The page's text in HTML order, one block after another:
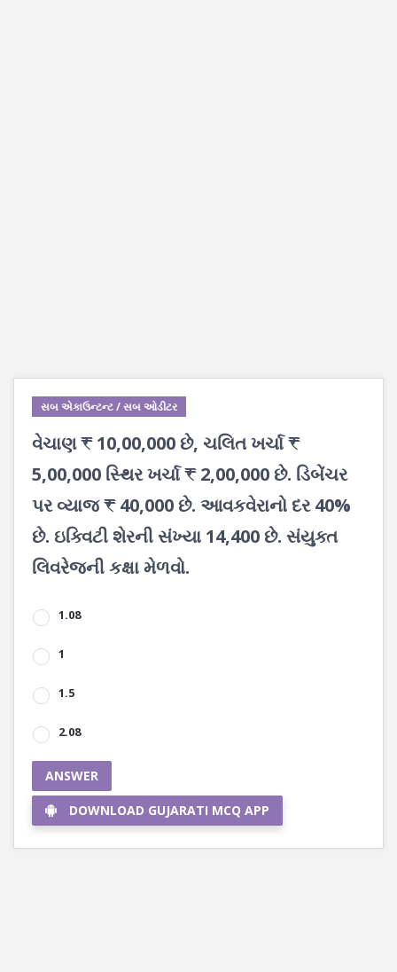
સબ એકાઉન્ટન્ટ / સબ ઓડીટર
વેચાણ ₹ 10,00,000 છે, ચલિત ખર્ચા ₹
5,00,000 સ્થિર ખર્ચા ₹ 2,00,000 છે. ડિબેંચર
પર વ્યાજ ₹ 40,000 છે. આવકવેરાનો દર 40%
છે. ઇક્વિટી શેરની સંખ્યા 14,400 છે. સંયુક્ત
લિવરેજની કક્ષા મેળવો.
1.08
1
1.5
2.08
ANSWER
DOWNLOAD GUJARATI MCQ APP